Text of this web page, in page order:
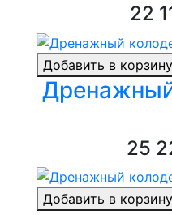
22
Добавить в корзину
25
Добавить в корзину